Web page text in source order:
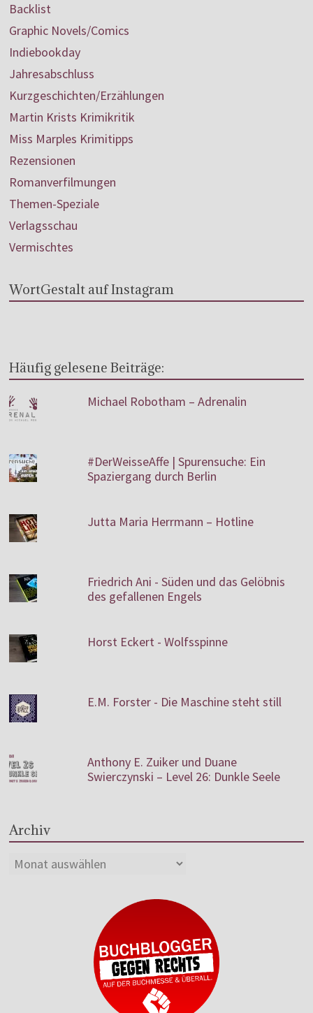
Backlist
Graphic Novels/Comics
Indiebookday
Jahresabschluss
Kurzgeschichten/Erzählungen
Martin Krists Krimikritik
Miss Marples Krimitipps
Rezensionen
Romanverfilmungen
Themen-Speziale
Verlagsschau
Vermischtes
WortGestalt auf Instagram
Häufig gelesene Beiträge:
Michael Robotham – Adrenalin
#DerWeisseAffe | Spurensuche: Ein
Spaziergang durch Berlin
Jutta Maria Herrmann – Hotline
Friedrich Ani - Süden und das Gelöbnis
des gefallenen Engels
Horst Eckert - Wolfsspinne
E.M. Forster - Die Maschine steht still
Anthony E. Zuiker und Duane
Swierczynski – Level 26: Dunkle Seele
Archiv